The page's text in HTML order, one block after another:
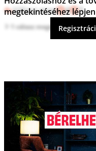
Válasz erre 4 3
1 válasz megtekintése
megtekintéséhez